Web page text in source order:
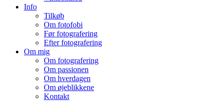
Info
Tilkøb
Om fotofobi
Før fotografering
Efter fotografering
Om mig
Om fotografering
Om passionen
Om hverdagen
Om øjeblikkene
Kontakt